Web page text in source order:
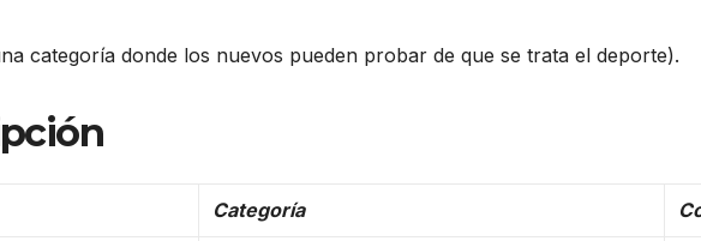
categoría donde los nuevos pueden probar de que se trata el deporte).
Categoría